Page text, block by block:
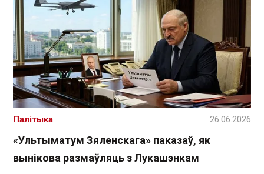
«Ультыматум Зяленскага» паказаў, як
вынікова размаўляць з Лукашэнкам
Палітыка 26.06.2026